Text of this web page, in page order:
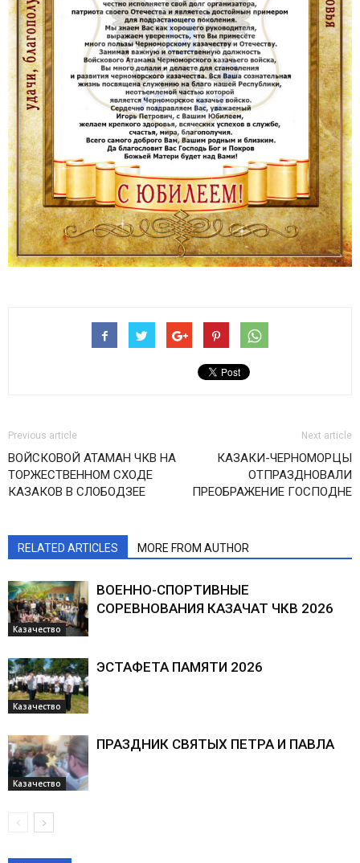
Previous article
ВОЙСКОВОЙ АТАМАН ЧКВ НА
ТОРЖЕСТВЕННОМ СХОДЕ
КАЗАКОВ В СЛОБОДЗЕЕ
Next article
КАЗАКИ-ЧЕРНОМОРЦЫ
ОТПРАЗДНОВАЛИ
ПРЕОБРАЖЕНИЕ ГОСПОДНЕ
RELATED ARTICLES MORE FROM AUTHOR
Казачество
ВОЕННО-СПОРТИВНЫЕ
СОРЕВНОВАНИЯ КАЗАЧАТ ЧКВ 2026
Казачество
ЭСТАФЕТА ПАМЯТИ 2026
Казачество
ПРАЗДНИК СВЯТЫХ ПЕТРА И ПАВЛА